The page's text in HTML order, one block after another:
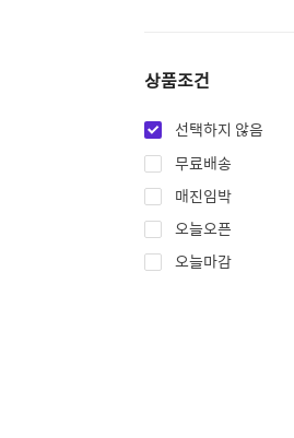
상품조건
선택하지 않음
무료배송
매진임박
오늘오픈
오늘마감